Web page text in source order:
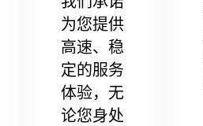
为您提供
高速、稳
定的服务
体验，无
论您身处